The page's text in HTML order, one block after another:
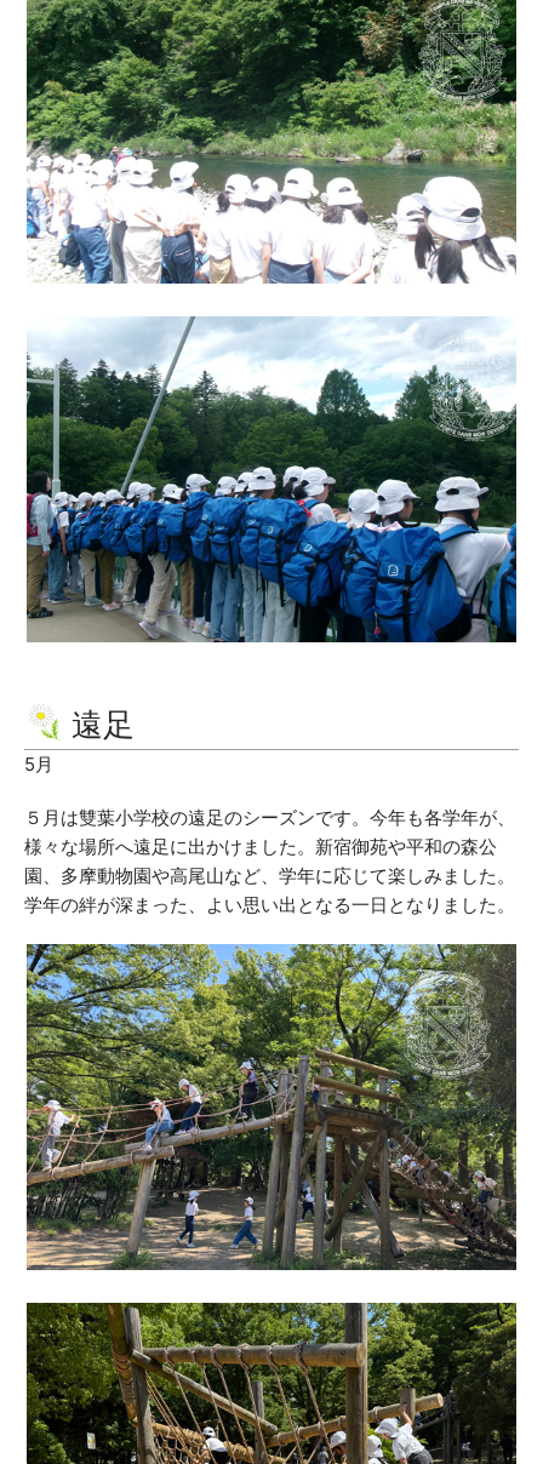
遠足
5月
５月は雙葉小学校の遠足のシーズンです。今年も各学年が、
様々な場所へ遠足に出かけました。新宿御苑や平和の森公
園、多摩動物園や高尾山など、学年に応じて楽しみました。
学年の絆が深まった、よい思い出となる一日となりました。